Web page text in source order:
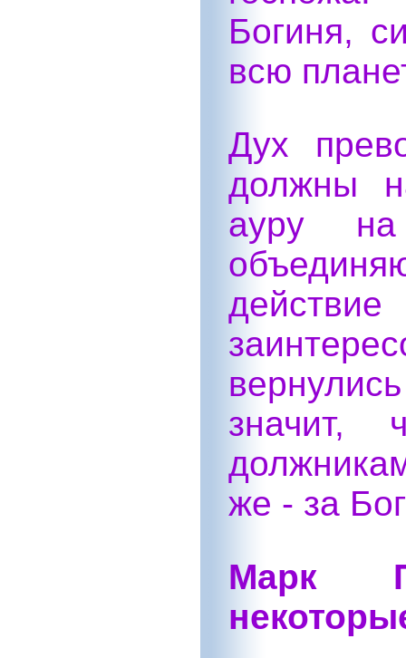
Богиня,
всю
Дух
должны
ауру
значит,
же - за
Марк